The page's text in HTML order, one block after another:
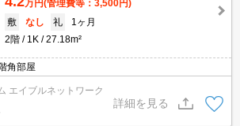
万円(管理費等：3,500円)
敷
なし 礼
1ヶ月
2階
1K 27.18m²
角部屋
エイブルネットワーク
詳細を見る